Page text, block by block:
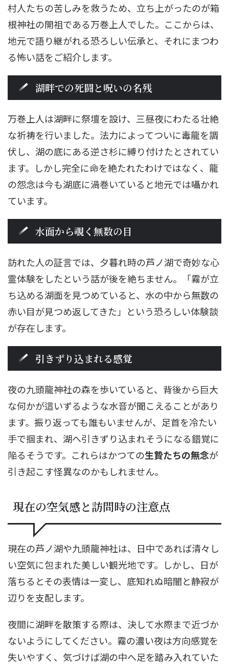
村人たちの苦しみを救うため、立ち上がったのが箱
根神社の開祖である万巻上人でした。ここからは、
地元で語り継がれる恐ろしい伝承と、それにまつわ
る怖い話をご紹介します。
湖畔での死闘と呪いの名残
万巻上人は湖畔に祭壇を設け、三昼夜にわたる壮絶
な祈祷を行いました。法力によってついに毒龍を調
伏し、湖の底にある逆さ杉に縛り付けたとされてい
ます。しかし完全に命を絶たれたわけではなく、龍
の怨念は今も湖底に渦巻いていると地元では囁かれ
ています。
水面から覗く無数の目
訪れた人の証言では、夕暮れ時の芦ノ湖で奇妙な心
霊体験をしたという話が後を絶ちません。「霧が立
ち込める湖面を見つめていると、水の中から無数の
赤い目が見つめ返してきた」という恐ろしい体験談
が存在します。
引きずり込まれる感覚
夜の九頭龍神社の森を歩いていると、背後から巨大
な何かが這いずるような水音が聞こえることがあり
ます。振り返っても誰もいませんが、足首を冷たい
手で掴まれ、湖へ引きずり込まれそうになる錯覚に
陥るそうです。これらはかつての生贄たちの無念が
引き起こす怪異なのかもしれません。
現在の空気感と訪問時の注意点
現在の芦ノ湖や九頭龍神社は、日中であれば清々し
い空気に包まれた美しい観光地です。しかし、日が
落ちるとその表情は一変し、底知れぬ暗闇と静寂が
辺りを支配します。
夜間に湖畔を散策する際は、決して水際まで近づか
ないようにしてください。霧の濃い夜は方向感覚を
失いやすく、気づけば湖の中へ足を踏み入れていた